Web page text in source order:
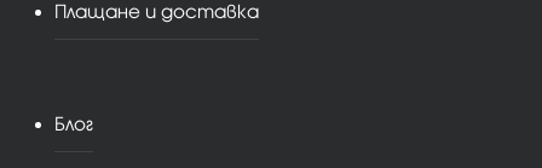
Плащане и доставка
Блог